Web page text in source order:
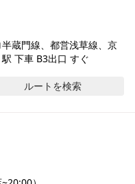
蔵門線、都営浅草線、京
下車 B3出口 すぐ
ルートを検索